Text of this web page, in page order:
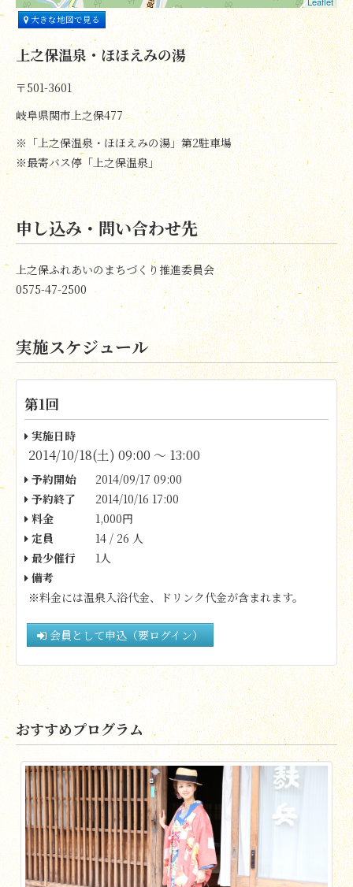
大きな地図で見る
上之保温泉・ほほえみの湯
〒501-3601
岐阜県関市上之保477
※「上之保温泉・ほほえみの湯」第2駐車場
※最寄バス停「上之保温泉」
申し込み・問い合わせ先
上之保ふれあいのまちづくり推進委員会
0575-47-2500
実施スケジュール
第1回
実施日時
2014/10/18(土) 09:00 〜 13:00
予約開始
2014/09/17 09:00
予約終了
2014/10/16 17:00
料金
1,000円
定員
14 / 26 人
最少催行
1人
備考
※料金には温泉入浴代金、ドリンク代金が含まれます。
会員として申込（要ログイン）
おすすめプログラム